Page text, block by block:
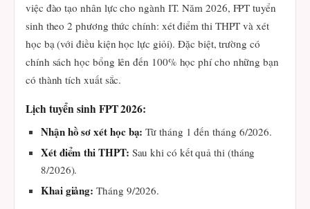
việc đào tạo nhân lực cho ngành IT. Năm 2026, FPT tuyển
sinh theo 2 phương thức chính: xét điểm thi THPT và xét
học bạ (với điều kiện học lực giỏi). Đặc biệt, trường có
chính sách học bổng lên đến 100% học phí cho những bạn
có thành tích xuất sắc.
Lịch tuyển sinh FPT 2026:
Nhận hồ sơ xét học bạ: Từ tháng 1 đến tháng 6/2026.
Xét điểm thi THPT: Sau khi có kết quả thi (tháng
8/2026).
Khai giảng: Tháng 9/2026.